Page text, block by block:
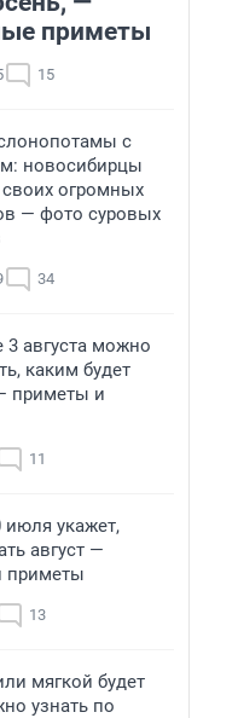
приметы
15
с
новосибирцы
огромных
— фото суровых
34
3 августа можно
каким будет
приметы и
11
июля укажет,
август —
приметы
13
мягкой будет
узнать по